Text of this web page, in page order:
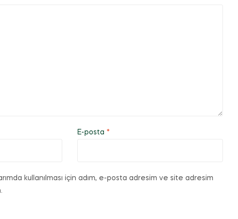
E-posta *
kullanılması için adım, e-posta adresim ve site adresim